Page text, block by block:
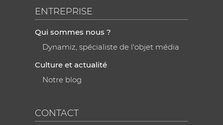
ENTREPRISE
Qui sommes nous ?
Dynamiz, spécialiste de l'objet média
Culture et actualité
Notre blog
CONTACT